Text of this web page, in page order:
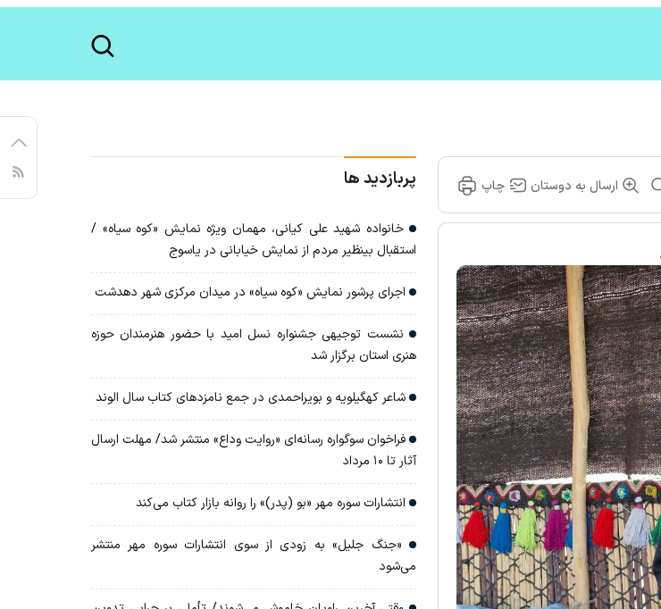
ارسال به دوستان چاپ پربازدید ها
خانواده شهید علی کیانی، مهمان ویژه نمایش «کوه سیاه» /
استقبال بینظیر مردم از نمایش خیابانی در یاسوج
اجرای پرشور نمایش «کوه سیاه» در میدان مرکزی شهر دهدشت
نشست توجیهی جشنواره نسل امید با حضور هنرمندان حوزه
هنری استان برگزار شد
شاعر کهگیلویه و بویراحمدی در جمع نامزدهای کتاب سال الوند
فراخوان سوگواره رسانه‌ای «روایت وداع» منتشر شد/ مهلت ارسال
آثار تا ۱۰ مرداد
انتشارات سوره مهر «بو (پدر)» را روانه بازار کتاب می‌کند
«جنگ جلیل» به زودی از سوی انتشارات سوره مهر منتشر
می‌شود